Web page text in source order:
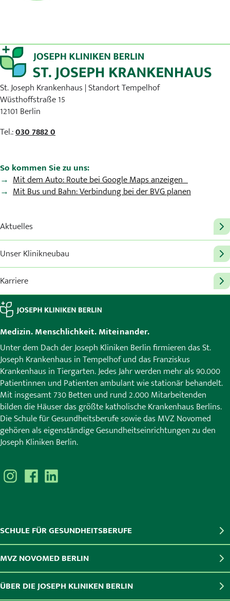
St. Joseph Krankenhaus | Standort Tempelhof
Wüsthoffstraße 15
12101 Berlin
Tel.:030 7882 0
So kommen Sie zu uns:
Mit dem Auto: Route bei Google Maps anzeigen
Mit Bus und Bahn: Verbindung bei der BVG planen
Aktuelles
Unser Klinikneubau
Karriere
Medizin. Menschlichkeit. Miteinander.
Unter dem Dach der Joseph Kliniken Berlin firmieren das St.
Joseph Krankenhaus in Tempelhof und das Franziskus
Krankenhaus in Tiergarten. Jedes Jahr werden mehr als 90.000
Patientinnen und Patienten ambulant wie stationär behandelt.
Mit insgesamt 730 Betten und rund 2.000 Mitarbeitenden
bilden die Häuser das größte katholische Krankenhaus Berlins.
Die Schule für Gesundheitsberufe sowie das MVZ Novomed
gehören als eigenständige Gesundheitseinrichtungen zu den
Joseph Kliniken Berlin.
SCHULE FÜR GESUNDHEITSBERUFE
MVZ NOVOMED BERLIN
ÜBER DIE JOSEPH KLINIKEN BERLIN